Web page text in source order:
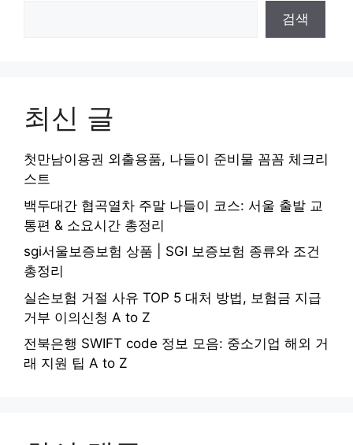
검색
최신 글
첫만남이용권 외출용품, 나들이 준비물 꼼꼼 체크리
스트
백두대간 협곡열차 주말 나들이 코스: 서울 출발 교
통편 & 소요시간 총정리
sgi서울보증보험 상품 | SGI 보증보험 종류와 조건
총정리
실손보험 거절 사유 TOP 5 대처 방법, 보험금 지급
거부 이의신청 A to Z
전북은행 SWIFT code 정보 모음: 중소기업 해외 거
래 지원 팁 A to Z